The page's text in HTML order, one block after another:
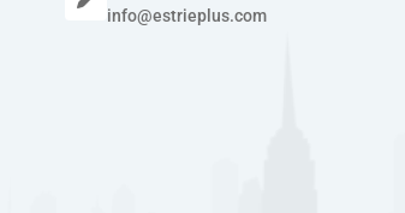
info@estrieplus.com